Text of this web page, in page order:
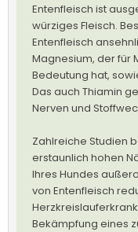
Entenfleisch ist
würziges Fleisch.
Entenfleisch
Magnesium, der für
Bedeutung hat,
Das auch Thiamin
Nerven und
Zahlreiche Studien
erstaunlich hohen
Ihres Hundes
von Entenfleisch
Bekämpfung eines